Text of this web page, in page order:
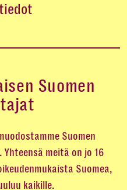
Suomen
Suomen
meitä on jo 16
Suomea,
kaikille.